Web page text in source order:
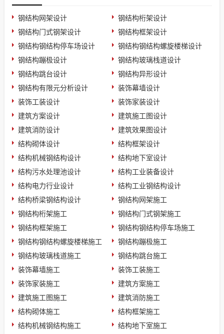
钢结构网架设计
钢结构桁架设计
钢结构门式钢架设计
钢结构框架设计
钢结构钢结构停车场设计
钢结构钢结构螺旋楼梯设计
钢结构蹦极设计
钢结构玻璃栈道设计
钢结构跳台设计
钢结构异形设计
钢结构有限元分析设计
装饰幕墙设计
装饰工装设计
装饰家装设计
建筑方案设计
建筑施工图设计
建筑消防设计
建筑效果图设计
结构砌体设计
结构框架设计
结构机械钢结构设计
结构地下室设计
结构污水处理池设计
结构工业装备设计
结构电力行业设计
结构工业钢结构设计
结构桥梁钢结构设计
钢结构网架施工
钢结构桁架施工
钢结构门式钢架施工
钢结构框架施工
钢结构钢结构停车场施工
钢结构钢结构螺旋楼梯施工
钢结构蹦极施工
钢结构玻璃栈道施工
钢结构跳台施工
装饰幕墙施工
装饰工装施工
装饰家装施工
建筑方案施工
建筑施工图施工
建筑消防施工
结构砌体施工
结构框架施工
结构机械钢结构施工
结构地下室施工